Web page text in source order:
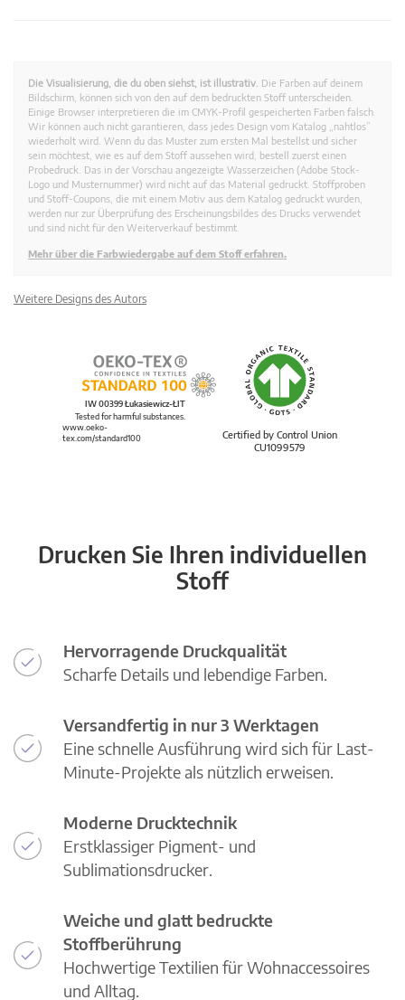
Die Visualisierung, die du oben siehst, ist illustrativ. Die Farben auf deinem
Bildschirm, können sich von den auf dem bedruckten Stoff unterscheiden.
Einige Browser interpretieren die im CMYK-Profil gespeicherten Farben falsch.
Wir können auch nicht garantieren, dass jedes Design vom Katalog „nahtlos”
wiederholt wird. Wenn du das Muster zum ersten Mal bestellst und sicher
sein möchtest, wie es auf dem Stoff aussehen wird, bestell zuerst einen
Probedruck. Das in der Vorschau angezeigte Wasserzeichen (Adobe Stock-
Logo und Musternummer) wird nicht auf das Material gedruckt. Stoffproben
und Stoff-Coupons, die mit einem Motiv aus dem Katalog gedruckt wurden,
werden nur zur Überprüfung des Erscheinungsbildes des Drucks verwendet
und sind nicht für den Weiterverkauf bestimmt.
Mehr über die Farbwiedergabe auf dem Stoff erfahren.
Weitere Designs des Autors
Certified by Control Union
CU1099579
IW 00399 Łukasiewicz-ŁIT
Tested for harmful substances.
www.oeko-
tex.com/standard100
Drucken Sie Ihren individuellen
Stoff
Hervorragende Druckqualität
Scharfe Details und lebendige Farben.
Versandfertig in nur 3 Werktagen
Eine schnelle Ausführung wird sich für Last-
Minute-Projekte als nützlich erweisen.
Moderne Drucktechnik
Erstklassiger Pigment- und
Sublimationsdrucker.
Weiche und glatt bedruckte
Stoffberührung
Hochwertige Textilien für Wohnaccessoires
und Alltag.